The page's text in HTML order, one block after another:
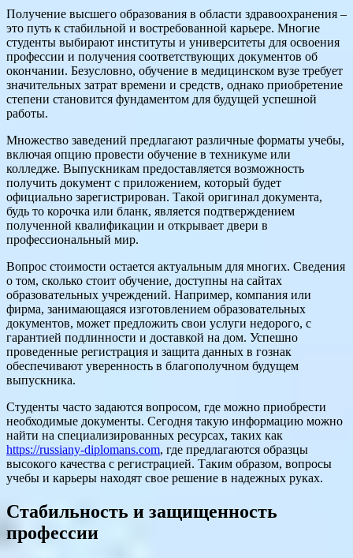
Получение высшего образования в области здравоохранения –
это путь к стабильной и востребованной карьере. Многие
студенты выбирают институты и университеты для освоения
профессии и получения соответствующих документов об
окончании. Безусловно, обучение в медицинском вузе требует
значительных затрат времени и средств, однако приобретение
степени становится фундаментом для будущей успешной
работы.
Множество заведений предлагают различные форматы учебы,
включая опцию провести обучение в техникуме или
колледже. Выпускникам предоставляется возможность
получить документ с приложением, который будет
официально зарегистрирован. Такой оригинал документа,
будь то корочка или бланк, является подтверждением
полученной квалификации и открывает двери в
профессиональный мир.
Вопрос стоимости остается актуальным для многих. Сведения
о том, сколько стоит обучение, доступны на сайтах
образовательных учреждений. Например, компания или
фирма, занимающаяся изготовлением образовательных
документов, может предложить свои услуги недорого, с
гарантией подлинности и доставкой на дом. Успешно
проведенные регистрация и защита данных в гознак
обеспечивают уверенность в благополучном будущем
выпускника.
Студенты часто задаются вопросом, где можно приобрести
необходимые документы. Сегодня такую информацию можно
найти на специализированных ресурсах, таких как
https://russiany-diplomans.com, где предлагаются образцы
высокого качества с регистрацией. Таким образом, вопросы
учебы и карьеры находят свое решение в надежных руках.
Стабильность и защищенность
профессии